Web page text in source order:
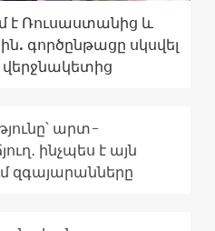
է Ռուսաստանից և
գործընթացը սկսվել
վերջնակետից
արտ-
ինչպես է այն
զգայարանները